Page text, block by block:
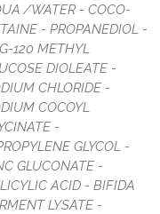
/WATER - COCO-
- PROPANEDIOL -
120 METHYL
DIOLEATE -
CHLORIDE -
COCOYL
-
GLYCOL -
GLUCONATE -
ACID - BIFIDA
LYSATE -